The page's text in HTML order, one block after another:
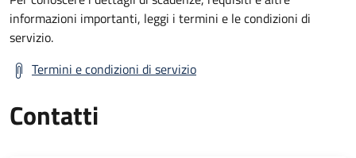
informazioni importanti, leggi i termini e le condizioni di
servizio.
Termini e condizioni di servizio
Contatti